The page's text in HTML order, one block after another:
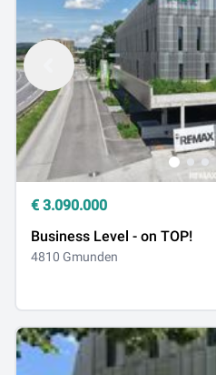
€ 3.090.000
Business Level - on TOP!
4810 Gmunden